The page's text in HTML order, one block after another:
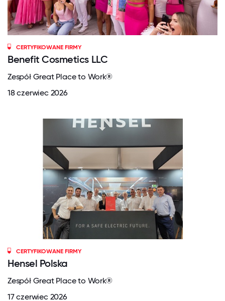
CERTYFIKOWANE FIRMY
Benefit Cosmetics LLC
Zespół Great Place to Work®
18 czerwiec 2026
CERTYFIKOWANE FIRMY
Hensel Polska
Zespół Great Place to Work®
17 czerwiec 2026